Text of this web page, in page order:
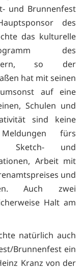
und Brunnenfest
des
das kulturelle
des
so der
hat mit seinen
auf eine
Schulen und
sind keine
fürs
Sketch- und
Arbeit mit
und
Auch zwei
Halt am
natürlich auch
Brunnenfest ein
Kranz von der